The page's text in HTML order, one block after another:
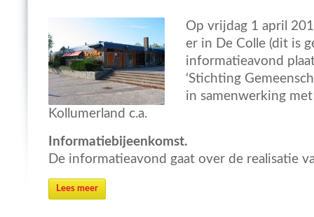
Op vrijdag 1 april
er in De Colle (dit is
informatieavond
‘Stichting
in samenwerking
Kollumerland c.a.
Informatiebijeenkomst.
De informatieavond gaat over de realisatie
Lees meer